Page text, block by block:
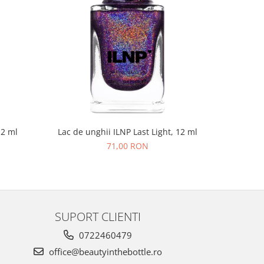
ml
Lac de unghii ILNP Last Light, 12 ml
71,00 RON
SUPORT CLIENTI
0722460479
office@beautyinthebottle.ro